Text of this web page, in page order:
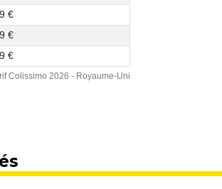
Colissimo 2026 - Royaume-Uni
€
€
€